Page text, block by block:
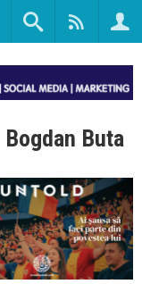
Bogdan Buta